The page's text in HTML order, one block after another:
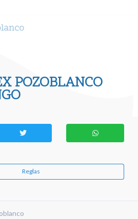
POZOBLANCO
Reglas